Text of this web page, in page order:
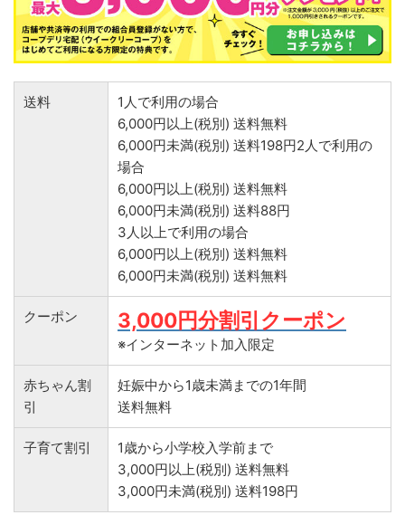
送料
1人で利用の場合
6,000円以上(税別) 送料無料
6,000円未満(税別) 送料198円2人で利用の
場合
6,000円以上(税別) 送料無料
6,000円未満(税別) 送料88円
3人以上で利用の場合
6,000円以上(税別) 送料無料
6,000円未満(税別) 送料無料
クーポン 3,000円分割引クーポン
※インターネット加入限定
赤ちゃん割
引
妊娠中から1歳未満までの1年間
送料無料
子育て割引
1歳から小学校入学前まで
3,000円以上(税別) 送料無料
3,000円未満(税別) 送料198円